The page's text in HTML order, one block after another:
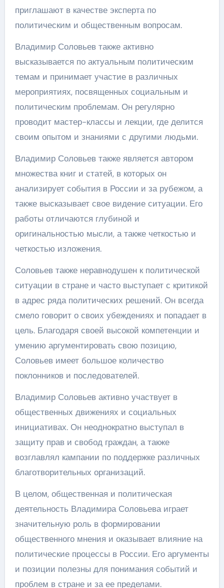
приглашают в качестве эксперта по
политическим и общественным вопросам.
Владимир Соловьев также активно
высказывается по актуальным политическим
темам и принимает участие в различных
мероприятиях, посвященных социальным и
политическим проблемам. Он регулярно
проводит мастер-классы и лекции, где делится
своим опытом и знаниями с другими людьми.
Владимир Соловьев также является автором
множества книг и статей, в которых он
анализирует события в России и за рубежом, а
также высказывает свое видение ситуации. Его
работы отличаются глубиной и
оригинальностью мысли, а также четкостью и
четкостью изложения.
Соловьев также неравнодушен к политической
ситуации в стране и часто выступает с критикой
в адрес ряда политических решений. Он всегда
смело говорит о своих убеждениях и попадает в
цель. Благодаря своей высокой компетенции и
умению аргументировать свою позицию,
Соловьев имеет большое количество
поклонников и последователей.
Владимир Соловьев активно участвует в
общественных движениях и социальных
инициативах. Он неоднократно выступал в
защиту прав и свобод граждан, а также
возглавлял кампании по поддержке различных
благотворительных организаций.
В целом, общественная и политическая
деятельность Владимира Соловьева играет
значительную роль в формировании
общественного мнения и оказывает влияние на
политические процессы в России. Его аргументы
и позиции полезны для понимания событий и
проблем в стране и за ее пределами.